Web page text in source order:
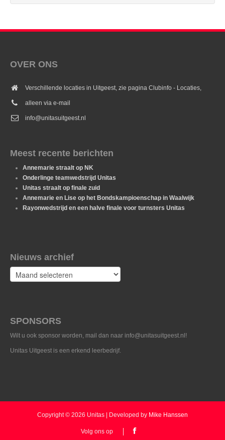
OVER ONS
Verschillende locaties in Uitgeest, zie pagina Clubinfo - Locaties,
alleen via e-mail
info@unitasuitgeest.nl
Meest recente berichten
Annemarie straalt op NK
Onderlinge teamwedstrijd Unitas
Unitas straalt op finale zuid
Annemarie en Lise op het Bondskampioenschap in Waalwijk
Rayonwedstrijd en een halve finale voor turnsters Unitas
Nieuws archief
Nieuws
archief
SPONSORS
Wilt u ook sponsor worden, mail dan naar info@unitasuitgeest.nl!
Unitas Uitgeest is een erkend leerbedrijf.
Copyright © 2026 Unitas | Developed by Mike Hanssen
Volg ons op